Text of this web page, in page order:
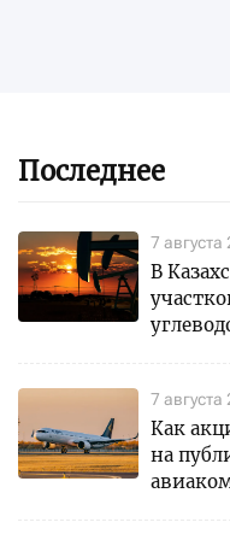
Последнее
7
В
7
Как
на